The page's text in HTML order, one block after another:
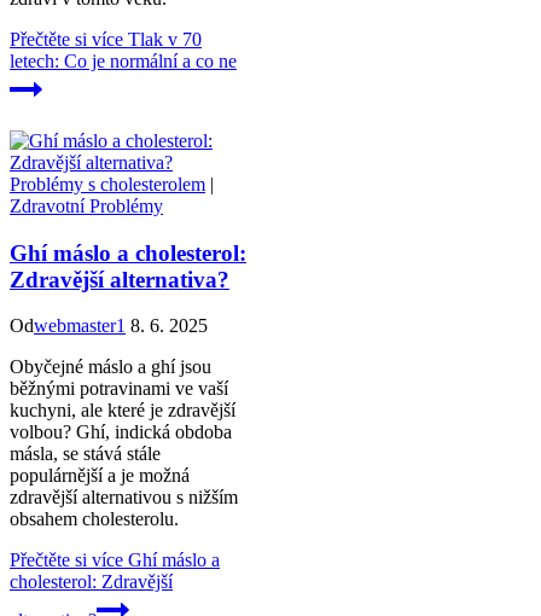
Přečtěte si více Tlak v 70
letech: Co je normální a co ne
Problémy s cholesterolem |
Zdravotní Problémy
Ghí máslo a cholesterol:
Zdravější alternativa?
Odwebmaster1 8. 6. 2025
Obyčejné máslo a ghí jsou
běžnými potravinami ve vaší
kuchyni, ale které je zdravější
volbou? Ghí, indická obdoba
másla, se stává stále
populárnější a je možná
zdravější alternativou s nižším
obsahem cholesterolu.
Přečtěte si více Ghí máslo a
cholesterol: Zdravější